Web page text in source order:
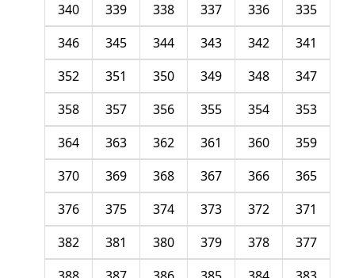
335
336
337
338
339
340
341
342
343
344
345
346
347
348
349
350
351
352
353
354
355
356
357
358
359
360
361
362
363
364
365
366
367
368
369
370
371
372
373
374
375
376
377
378
379
380
381
382